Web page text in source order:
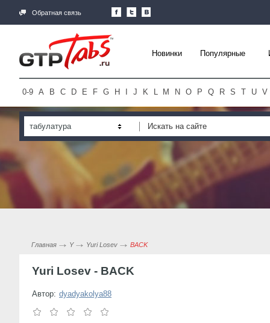
Обратная связь
Новинки Популярные
0-9 A B C D E F G H J K L M N O P Q R S T U V
табулатура
Главная Y Yuri Losev BACK
Yuri Losev - BACK
Автор: dyadyakolya88